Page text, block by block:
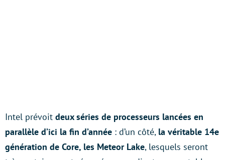
Intel prévoit deux séries de processeurs lancées en
parallèle d’ici la fin d’année : d’un côté, la véritable 14e
génération de Core, les Meteor Lake, lesquels seront